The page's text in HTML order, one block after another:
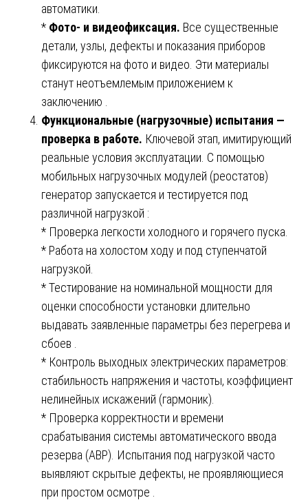
автоматики.
* Фото- и видеофиксация. Все существенные
детали, узлы, дефекты и показания приборов
фиксируются на фото и видео. Эти материалы
станут неотъемлемым приложением к
заключению .
Функциональные (нагрузочные) испытания —
проверка в работе. Ключевой этап, имитирующий
реальные условия эксплуатации. С помощью
мобильных нагрузочных модулей (реостатов)
генератор запускается и тестируется под
различной нагрузкой :
* Проверка легкости холодного и горячего пуска.
* Работа на холостом ходу и под ступенчатой
нагрузкой.
* Тестирование на номинальной мощности для
оценки способности установки длительно
выдавать заявленные параметры без перегрева и
сбоев .
* Контроль выходных электрических параметров:
стабильность напряжения и частоты, коэффициент
нелинейных искажений (гармоник).
* Проверка корректности и времени
срабатывания системы автоматического ввода
резерва (АВР). Испытания под нагрузкой часто
выявляют скрытые дефекты, не проявляющиеся
при простом осмотре .